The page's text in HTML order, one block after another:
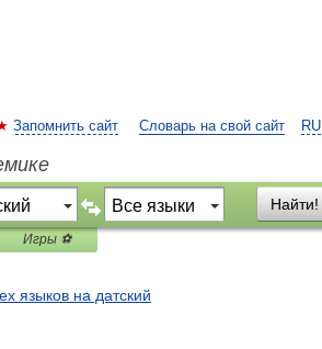
RU
Запомнить сайт Словарь на свой сайт
Найти!
Игры ⚽
языков на датский